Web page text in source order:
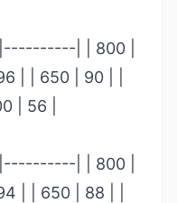
| | 800 |
| | 650 | 90 | |
| 56 |
| | 800 |
| | 650 | 88 | |